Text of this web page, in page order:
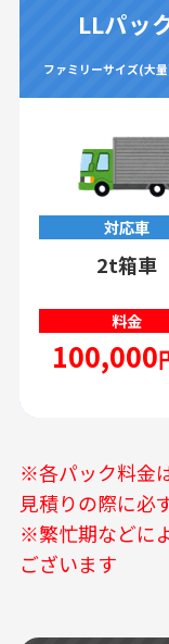
LLパッ
ファミリーサイズ(大
対応車
2t箱車
料金
100,000
※各パック料金
見積りの際に必
※繁忙期などに
ございます